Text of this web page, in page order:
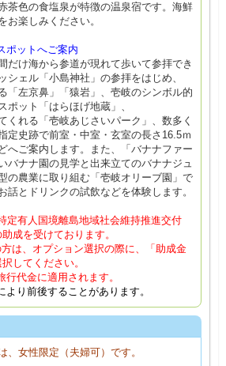
茶色の食塩泉が特徴の温泉宿です。海鮮
お楽しみください。
ポットへご案内
だけ海から参道が現れて歩いて参拝でき
シェル「小島神社」の参拝をはじめ、
「左京鼻」「猿岩」、壱岐のシンボル的
ポット「はらほげ地蔵」、
くれる「壱岐あじさいパーク」、数多く
定史跡で前室・中室・玄室の長さ16.5ｍ
へご案内します。また、「バナナファー
バナナ園の見学と出来立てのバナナジュ
の農業に取り組む「壱岐オリーブ園」で
話とドリンクの試飲などを体験します。
定有人国境離島地域社会維持推進交付
成を受けております。
は、オプション選択の際に、「助成金
してください。
代金に適用されます。
り前後することがあります。
女性限定（夫婦可）です。